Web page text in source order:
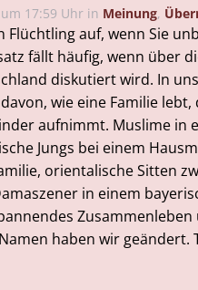
17:59 Uhr in Meinung,
Flüchtling auf, wenn Sie
fällt häufig, wenn über
diskutiert wird. In
wie eine Familie lebt,
aufnimmt. Muslime in
Jungs bei einem
orientalische Sitten
in einem
Zusammenleben
haben wir geändert.